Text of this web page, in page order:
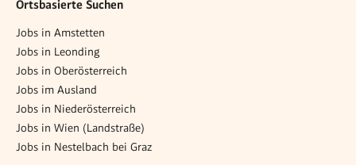
Ortsbasierte Suchen
Jobs in Amstetten
Jobs in Leonding
Jobs in Oberösterreich
Jobs im Ausland
Jobs in Niederösterreich
Jobs in Wien (Landstraße)
Jobs in Nestelbach bei Graz